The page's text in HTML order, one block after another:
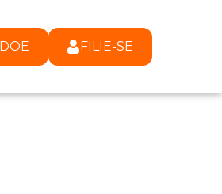
DOE FILIE-SE